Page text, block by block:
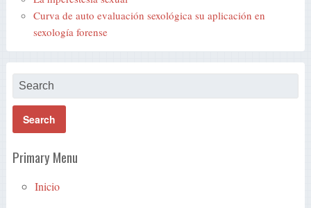
Curva de auto evaluación sexológica su aplicación en
sexología forense
Primary Menu
Inicio